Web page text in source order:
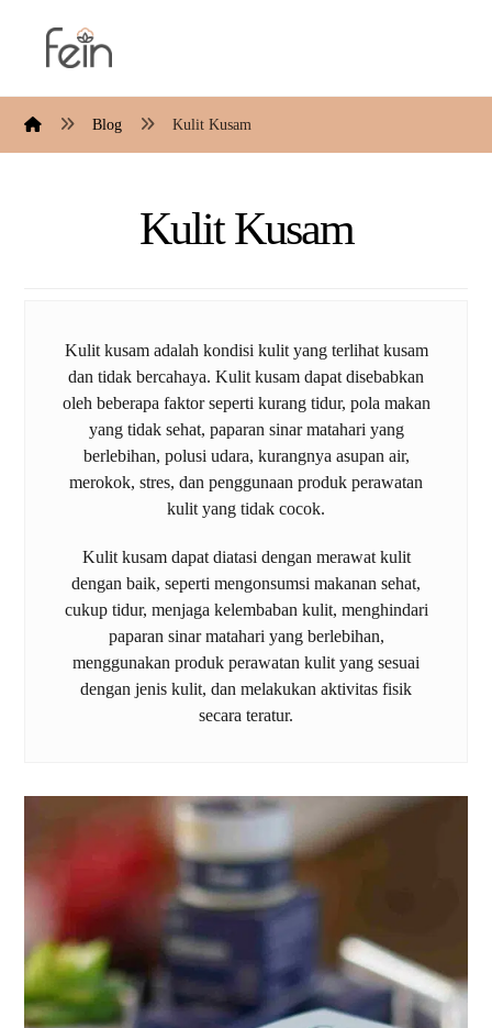
Blog Kulit Kusam
Kulit Kusam
Kulit kusam adalah kondisi kulit yang terlihat kusam
dan tidak bercahaya. Kulit kusam dapat disebabkan
oleh beberapa faktor seperti kurang tidur, pola makan
yang tidak sehat, paparan sinar matahari yang
berlebihan, polusi udara, kurangnya asupan air,
merokok, stres, dan penggunaan produk perawatan
kulit yang tidak cocok.
Kulit kusam dapat diatasi dengan merawat kulit
dengan baik, seperti mengonsumsi makanan sehat,
cukup tidur, menjaga kelembaban kulit, menghindari
paparan sinar matahari yang berlebihan,
menggunakan produk perawatan kulit yang sesuai
dengan jenis kulit, dan melakukan aktivitas fisik
secara teratur.